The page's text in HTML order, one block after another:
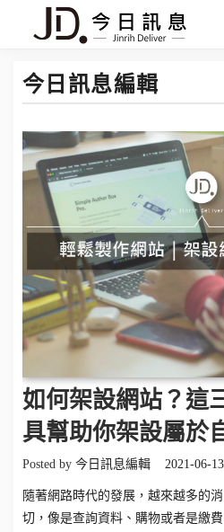
今日訊息編輯
如何架設網站？這
具幫助你架設屬於
Posted by 今日訊息編輯 2021-06-13
隨著網路時代的發展，越來越多的
切，像是查詢資料、購物或者是繳